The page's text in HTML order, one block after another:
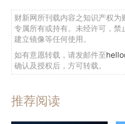
财新网所刊载内容之知识产权为
专属所有或持有。未经许可，禁
建立镜像等任何使用。
如有意愿转载，请发邮件至
确认及授权后，方可转载。
推荐阅读